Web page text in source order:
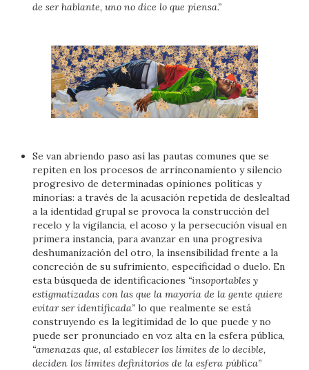
de ser hablante, uno no dice lo que piensa.”
Se van abriendo paso así las pautas comunes que se
repiten en los procesos de arrinconamiento y silencio
progresivo de determinadas opiniones políticas y
minorías: a través de la acusación repetida de deslealtad
a la identidad grupal se provoca la construcción del
recelo y la vigilancia, el acoso y la persecución visual en
primera instancia, para avanzar en una progresiva
deshumanización del otro, la insensibilidad frente a la
concreción de su sufrimiento, especificidad o duelo. En
esta búsqueda de identificaciones “insoportables y
estigmatizadas con las que la mayoría de la gente quiere
evitar ser identificada” lo que realmente se está
construyendo es la legitimidad de lo que puede y no
puede ser pronunciado en voz alta en la esfera pública,
“amenazas que, al establecer los límites de lo decible,
deciden los límites definitorios de la esfera pública”